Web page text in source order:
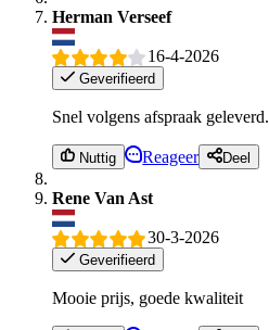
Herman Verseef
16-4-2026
Geverifieerd
Snel volgens afspraak geleverd.
Nuttig Reageer Deel
Rene Van Ast
30-3-2026
Geverifieerd
Mooie prijs, goede kwaliteit